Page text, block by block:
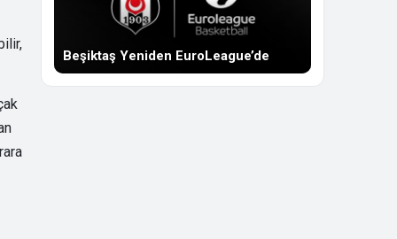
Beşiktaş Yeniden EuroLeague’de